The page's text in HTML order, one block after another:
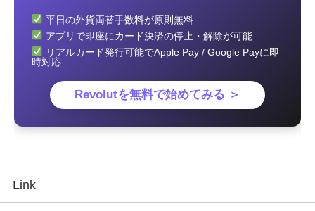
平日の外貨両替手数料が原則無料
アプリで即座にカード決済の停止・解除が可能
リアルカード発行可能でApple Pay / Google Payに即
時対応
Revolutを無料で始めてみる ＞
Link